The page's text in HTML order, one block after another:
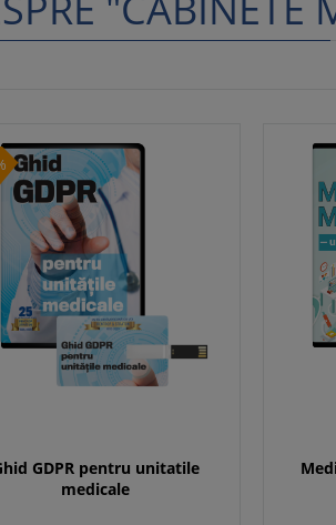
GDPR pentru unitatile
medicale